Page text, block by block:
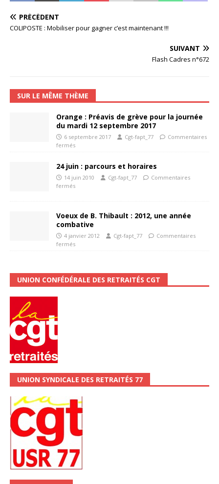
PRÉCÉDENT
COLIPOSTE : Mobiliser pour gagner c’est maintenant !!!
SUIVANT
Flash Cadres n°672
SUR LE MÊME THÈME
Orange : Préavis de grève pour la journée
du mardi 12 septembre 2017
6 septembre 2017 Cgt-fapt_77
Commentaires
fermés
24 juin : parcours et horaires
14 juin 2010 Cgt-fapt_77
Commentaires
fermés
Voeux de B. Thibault : 2012, une année
combative
4 janvier 2012 Cgt-fapt_77
Commentaires
fermés
UNION CONFÉDÉRALE DES RETRAITÉS CGT
UNION SYNDICALE DES RETRAITÉS 77